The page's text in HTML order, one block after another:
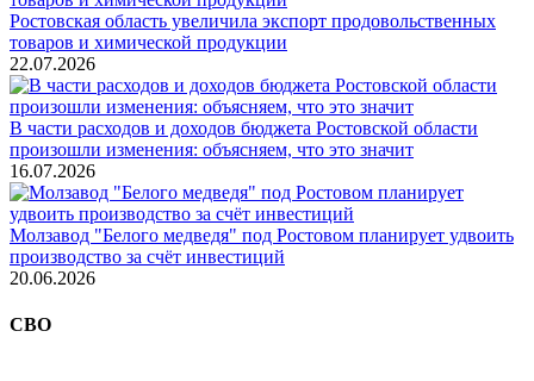
Ростовская область увеличила экспорт продовольственных
товаров и химической продукции
22.07.2026
В части расходов и доходов бюджета Ростовской области
произошли изменения: объясняем, что это значит
16.07.2026
Молзавод "Белого медведя" под Ростовом планирует удвоить
производство за счёт инвестиций
20.06.2026
СВО